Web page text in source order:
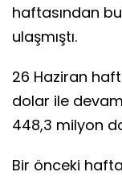
haftasından
ulaşmıştı.
26 Haziran
dolar ile
448,3 milyon
Bir önceki